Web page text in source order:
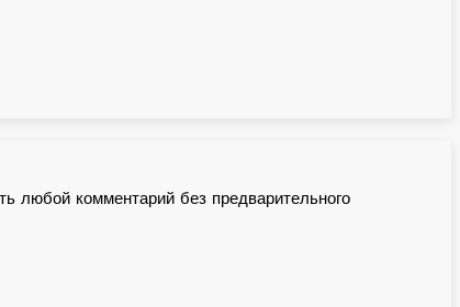
любой комментарий без предварительного